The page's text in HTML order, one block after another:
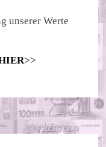
unserer Werte
>>